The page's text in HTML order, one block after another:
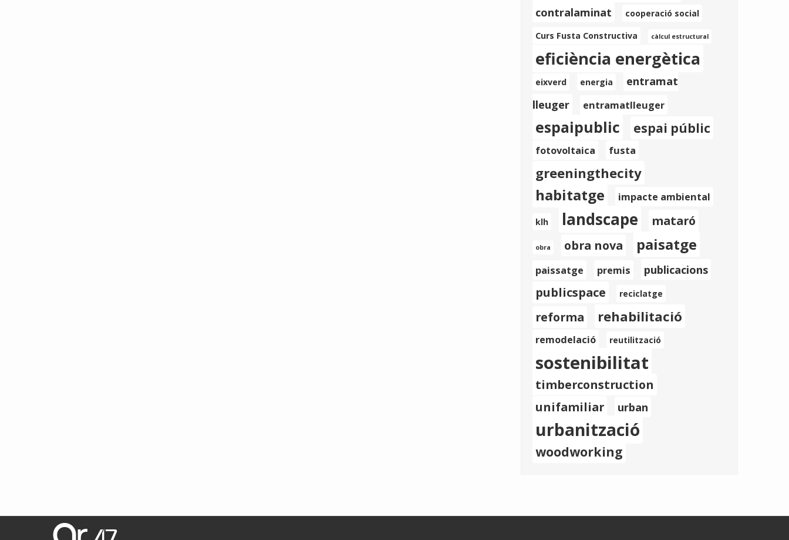
contralaminat
cooperació social
Curs Fusta Constructiva
càlcul estructural
eficiència energètica
eixverd energia
entramat
lleuger
entramatlleuger
espaipublic espai públic
fotovoltaica fusta
greeningthecity
habitatge impacte ambiental
klh landscape mataró
obra obra nova paisatge
paissatge premis publicacions
publicspace reciclatge
reforma rehabilitació
remodelació reutilització
sostenibilitat
timberconstruction
unifamiliar
urban
urbanització
woodworking